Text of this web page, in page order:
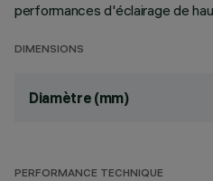
performances d'éclairage de
DIMENSIONS
Diamètre (mm)
PERFORMANCE TECHNIQUE